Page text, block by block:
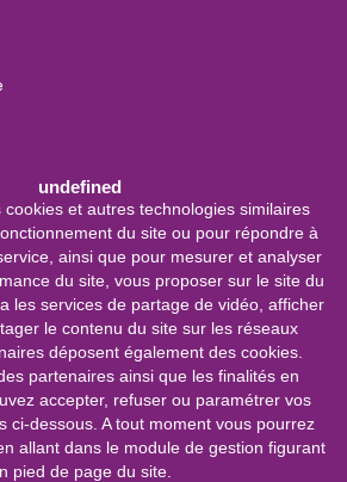
undefined
et autres technologies similaires
du site ou pour répondre à
ainsi que pour mesurer et analyser
du site, vous proposer sur le site du
les services de partage de vidéo, afficher
le contenu du site sur les réseaux
déposent également des cookies.
partenaires ainsi que les finalités en
accepter, refuser ou paramétrer vos
ci-dessous. A tout moment vous pourrez
allant dans le module de gestion figurant
pied de page du site.
Service &
appel gratuits